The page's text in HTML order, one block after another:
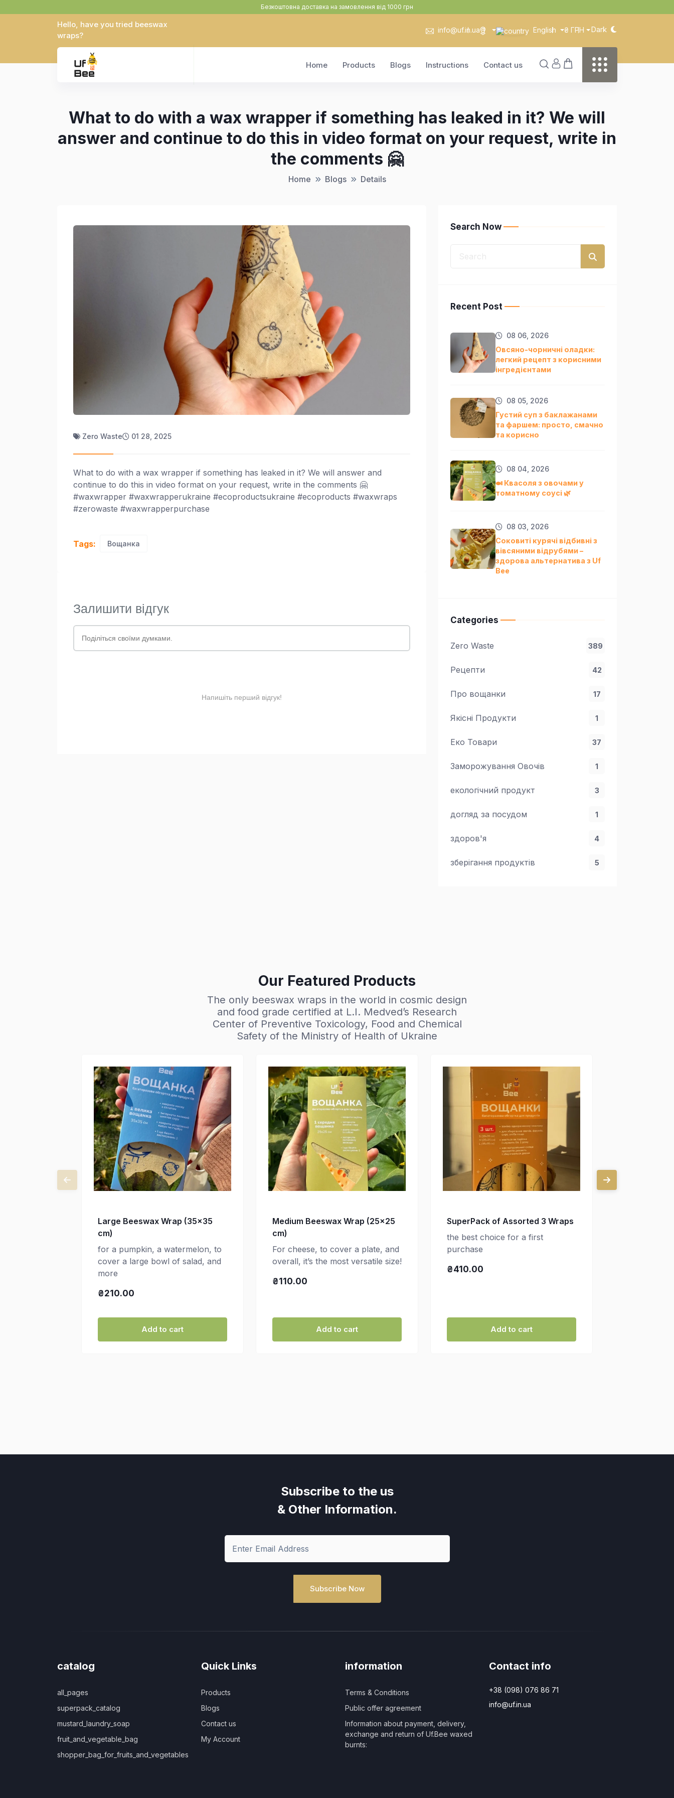
Безкоштовна доставка на замовлення від 1000 грн
Hello, have you tried beeswax
wraps?
info@uf.in.ua English ₴ ГРН Dark
Home Products Blogs Instructions Contact us
What to do with a wax wrapper if something has leaked in it? We will
answer and continue to do this in video format on your request, write in
the comments 🤗
Home Blogs Details
Zero Waste 01 28, 2025
What to do with a wax wrapper if something has leaked in it? We will answer and
continue to do this in video format on your request, write in the comments 🤗
#waxwrapper #waxwrapperukraine #ecoproductsukraine #ecoproducts #waxwraps
#zerowaste #waxwrapperpurchase
Tags: Вощанка
Search Now
Recent Post
08 06, 2026
Овсяно-чорничні оладки:
легкий рецепт з корисними
інгредієнтами
08 05, 2026
Густий суп з баклажанами
та фаршем: просто, смачно
та кориснo
08 04, 2026
🍛 Квасоля з овочами у
томатному соусі 🌿
08 03, 2026
Соковиті курячі відбивні з
вівсяними відрубями –
здорова альтернатива з Uf
Bee
Categories
Zero Waste 389
Рецепти 42
Про вощанки 17
Якісні Продукти 1
Еко Товари 37
Заморожування Овочів 1
екологічний продукт 3
догляд за посудом 1
здоров'я 4
зберігання продуктів 5
Our Featured Products
The only beeswax wraps in the world in cosmic design
and food grade certified at L.I. Medved’s Research
Center of Preventive Toxicology, Food and Chemical
Safety of the Ministry of Health of Ukraine
Large Beeswax Wrap (35x35
cm)
for a pumpkin, a watermelon, to
cover a large bowl of salad, and
more
₴210.00
Add to cart
Medium Beeswax Wrap (25×25
cm)
For cheese, to cover a plate, and
overall, it’s the most versatile size!
₴110.00
Add to cart
SuperPack of Assorted 3 Wraps
the best choice for a first
purchase
₴410.00
Add to cart
Subscribe to the us
& Other Information.
Subscribe Now
catalog
all_pages
superpack_catalog
mustard_laundry_soap
fruit_and_vegetable_bag
shopper_bag_for_fruits_and_vegetables
Quick Links
Products
Blogs
Contact us
My Account
information
Terms & Conditions
Public offer agreement
Information about payment, delivery,
exchange and return of Uf.Bee waxed
burnts:
Contact info
+38 (098) 076 86 71
info@uf.in.ua